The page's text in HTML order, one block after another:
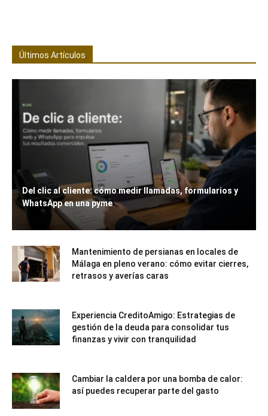
Últimos Artículos
Del clic al cliente: cómo medir llamadas, formularios y
WhatsApp en una pyme
Mantenimiento de persianas en locales de
Málaga en pleno verano: cómo evitar cierres,
retrasos y averías caras
Experiencia CreditoAmigo: Estrategias de
gestión de la deuda para consolidar tus
finanzas y vivir con tranquilidad
Cambiar la caldera por una bomba de calor:
así puedes recuperar parte del gasto